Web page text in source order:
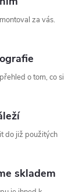
za vás.
o tom, co si
do již použitých
skladem